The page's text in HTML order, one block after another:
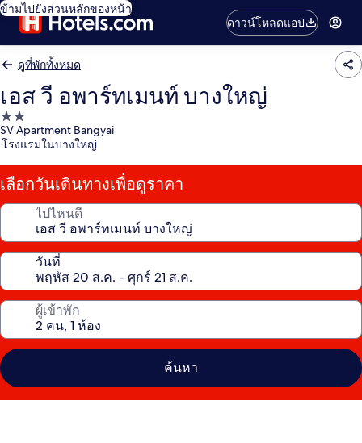
ข้ามไปยังส่วนหลักของหน้า
ดาวน์โหลดแอป
ดูที่พักทั้งหมด
เอส วี อพาร์ทเมนท์ บางใหญ่
ที่พัก
2.0
SV Apartment Bangyai
โรงแรมในบางใหญ่
เลือกวันเดินทางเพื่อดูราคา
ไปไหนดี
วันที่
ผู้เข้าพัก
ค้นหา